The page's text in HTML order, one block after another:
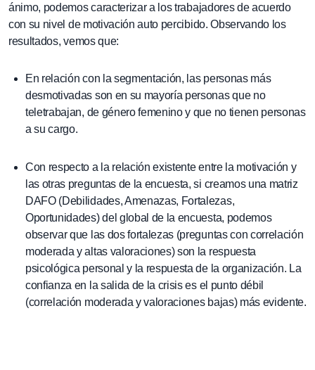
ánimo, podemos caracterizar a los trabajadores de acuerdo
con su nivel de motivación auto percibido. Observando los
resultados, vemos que:
En relación con la segmentación, las personas más
desmotivadas son en su mayoría personas que no
teletrabajan, de género femenino y que no tienen personas
a su cargo.
Con respecto a la relación existente entre la motivación y
las otras preguntas de la encuesta, si creamos una matriz
DAFO (Debilidades, Amenazas, Fortalezas,
Oportunidades) del global de la encuesta, podemos
observar que las dos fortalezas (preguntas con correlación
moderada y altas valoraciones) son la respuesta
psicológica personal y la respuesta de la organización. La
confianza en la salida de la crisis es el punto débil
(correlación moderada y valoraciones bajas) más evidente.